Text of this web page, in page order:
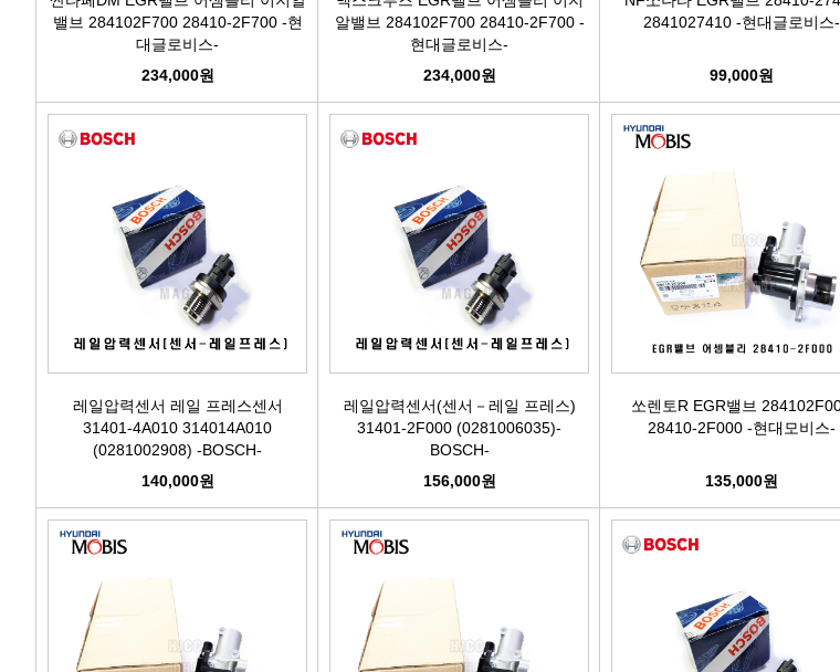
밸브 284102F700 28410-2F700 -현
대글로비스-
234,000원
알밸브 284102F700 28410-2F700 -
현대글로비스-
234,000원
2841027410 -현대글로비스-
99,000원
레일압력센서 레일 프레스센서
31401-4A010 314014A010
(0281002908) -BOSCH-
140,000원
레일압력센서(센서－레일 프레스)
31401-2F000 (0281006035)-
BOSCH-
156,000원
쏘렌토R EGR밸브
28410-2F000 -현대모비스-
135,000원